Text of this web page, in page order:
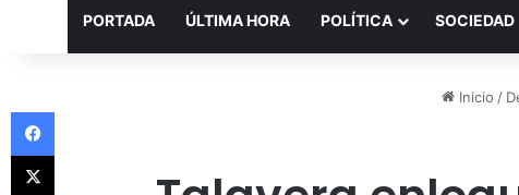
PORTADA ÚLTIMA HORA POLÍTICA SOCIEDAD
Inicio /